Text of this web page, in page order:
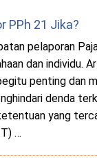
PPh 21 Jika?
pelaporan
dan individu.
penting dan
denda
yang
…